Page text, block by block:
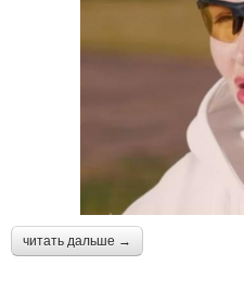
читать дальше →